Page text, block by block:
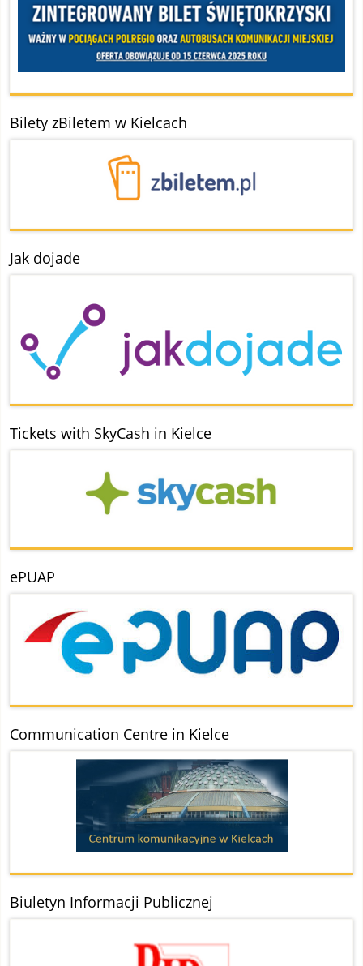
Bilety zBiletem w Kielcach
Jak dojade
Tickets with SkyCash in Kielce
ePUAP
Communication Centre in Kielce
Biuletyn Informacji Publicznej